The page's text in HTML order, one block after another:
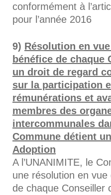
conformément à
pour l’année 2016
Résolution en
bénéfice de chaque
un droit de regard
sur la participation
rémunérations et
membres des
intercommunales
Commune détient
Adoption
A l’UNANIMITE, le
une résolution en vue
de chaque Conseiller